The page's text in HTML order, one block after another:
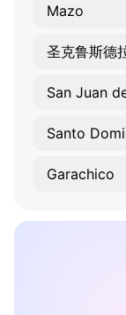
Mazo
圣克鲁斯德
San Juan
Santo
Garachico